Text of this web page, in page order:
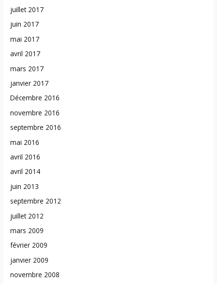
juillet 2017
juin 2017
mai 2017
avril 2017
mars 2017
janvier 2017
Décembre 2016
novembre 2016
septembre 2016
mai 2016
avril 2016
avril 2014
juin 2013
septembre 2012
juillet 2012
mars 2009
février 2009
janvier 2009
novembre 2008